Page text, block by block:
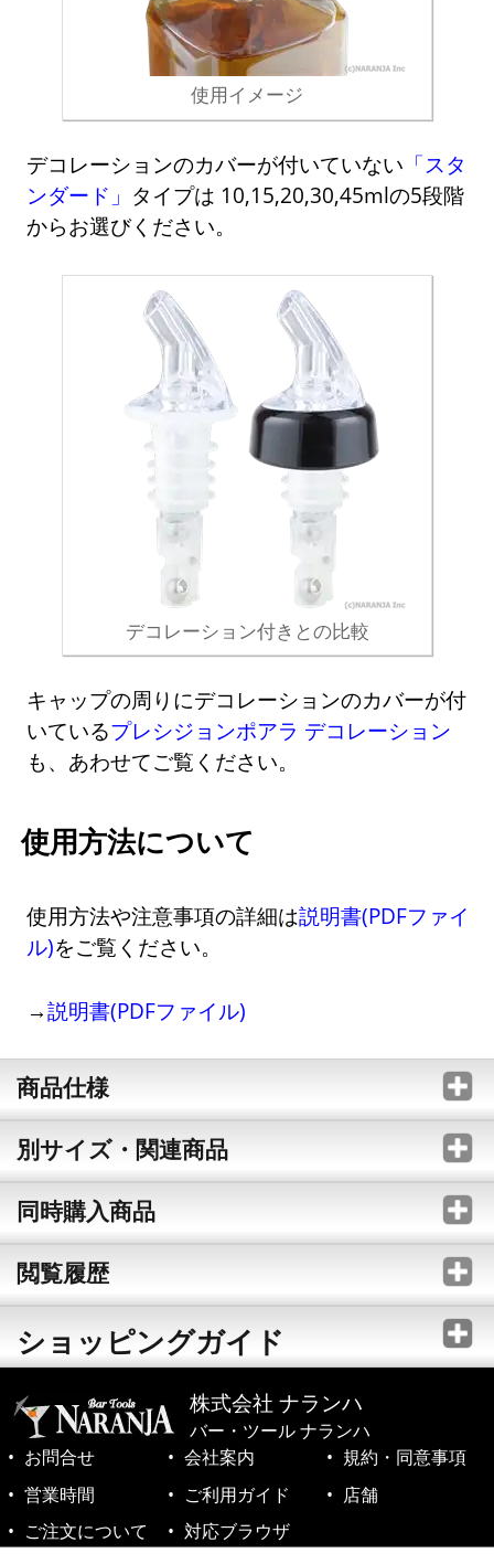
使用イメージ
デコレーションのカバーが付いていない 「スタ
ンダード」 タイプは 10,15,20,30,45mlの5段階
からお選びください。
デコレーション付きとの比較
キャップの周りにデコレーションのカバーが付
いているプレシジョンポアラ デコレーション
も、あわせてご覧ください。
使用方法について
使用方法や注意事項の詳細は説明書(PDFファイ
ル)をご覧ください。
→説明書(PDFファイル)
商品仕様
別サイズ・関連商品
同時購入商品
閲覧履歴
ショッピングガイド
株式会社 ナランハ
バー・ツール ナランハ
お問合せ
会社案内
規約・同意事項
営業時間
ご利用ガイド
店舗
ご注文について
対応ブラウザ